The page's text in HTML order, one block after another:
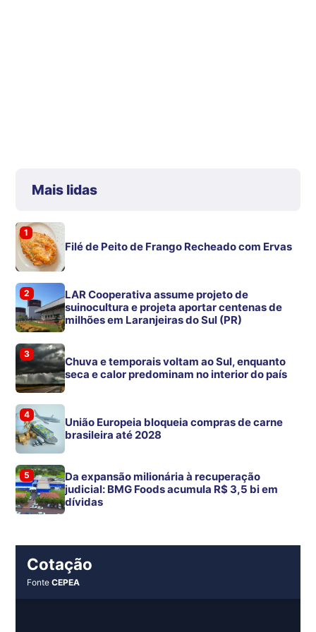
Mais lidas
1
Filé de Peito de Frango Recheado com Ervas
2
LAR Cooperativa assume projeto de
suinocultura e projeta aportar centenas de
milhões em Laranjeiras do Sul (PR)
3
Chuva e temporais voltam ao Sul, enquanto
seca e calor predominam no interior do país
4
União Europeia bloqueia compras de carne
brasileira até 2028
5
Da expansão milionária à recuperação
judicial: BMG Foods acumula R$ 3,5 bi em
dívidas
Cotação
FonteCEPEA